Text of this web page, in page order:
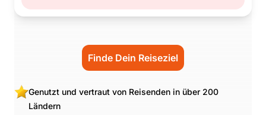
Finde Dein Reiseziel
Genutzt und vertraut von Reisenden in über 200
Ländern